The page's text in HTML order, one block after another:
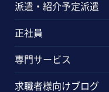
派遣・紹介予定派遣
正社員
専門サービス
求職者様向けブログ